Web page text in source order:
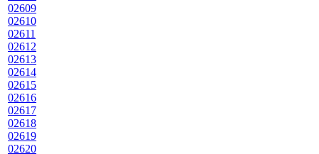
02609
02610
02611
02612
02613
02614
02615
02616
02617
02618
02619
02620